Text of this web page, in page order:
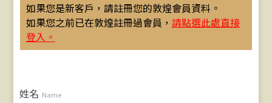
如果您是新客戶，請註冊您的敦煌會員資料。
如果您之前已在敦煌註冊過會員， 請點選此處直接
登入。
姓名 Name